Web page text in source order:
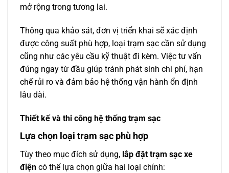
mở rộng trong tương lai.
Thông qua khảo sát, đơn vị triển khai sẽ xác định
được công suất phù hợp, loại trạm sạc cần sử dụng
cũng như các yêu cầu kỹ thuật đi kèm. Việc tư vấn
đúng ngay từ đầu giúp tránh phát sinh chi phí, hạn
chế rủi ro và đảm bảo hệ thống vận hành ổn định
lâu dài.
Thiết kế và thi công hệ thống trạm sạc
Lựa chọn loại trạm sạc phù hợp
Tùy theo mục đích sử dụng, lắp đặt trạm sạc xe
điện có thể lựa chọn giữa hai loại chính: